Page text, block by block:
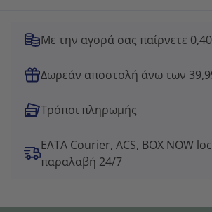
Με την αγορά σας παίρνετε
Δωρεάν αποστολή άνω των
Τρόποι πληρωμής
ΕΛΤΑ Courier, ACS, BOX NOW
παραλαβή 24/7